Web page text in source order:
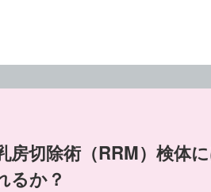
房切除術（RRM）検体
るか？